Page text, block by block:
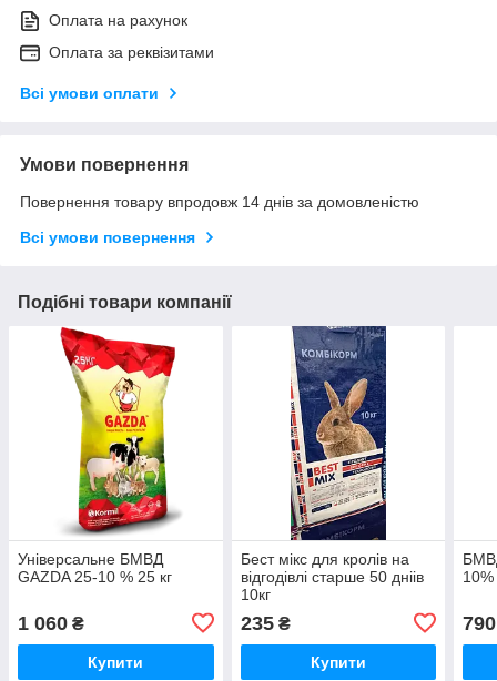
Оплата на рахунок
Оплата за реквізитами
Всі умови оплати
Умови повернення
Повернення товару впродовж 14 днів за домовленістю
Всі умови повернення
Подібні товари компанії
Універсальне БМВД
GAZDA 25-10 % 25 кг
1 060 ₴
Купити
Бест мікс для кролів на
відгодівлі старше 50 дніів
10кг
235₴
Купити
10%
790